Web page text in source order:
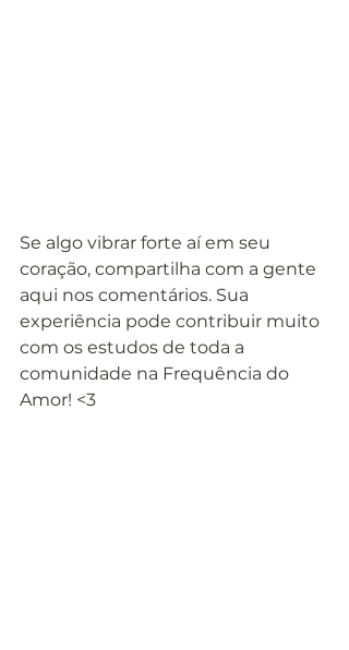
Se algo vibrar forte aí em seu
coração, compartilha com a gente
aqui nos comentários. Sua
experiência pode contribuir muito
com os estudos de toda a
comunidade na Frequência do
Amor! <3